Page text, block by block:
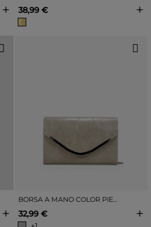
+ 38,99 € +
+
BORSA A MANO COLOR PIETRA CON PATTA E DETTAGLI IN METALLO
32,99 €
+